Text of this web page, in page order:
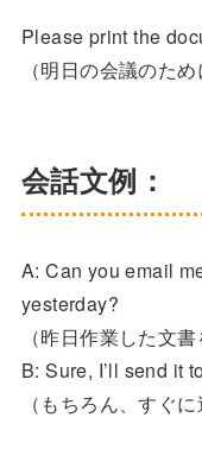
Please print the
（明日の会議のた
会話文例：
A: Can you email
yesterday?
（昨日作業した文
B: Sure, I’ll send it
（もちろん、すぐに